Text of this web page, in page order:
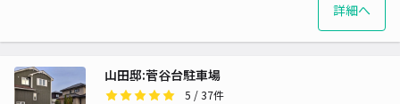
詳細へ
山田邸:菅谷台駐車場
5 / 37件